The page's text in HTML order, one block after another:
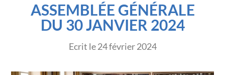
ASSEMBLÉE GÉNÉRALE
DU 30 JANVIER 2024
Ecrit le 24 février 2024